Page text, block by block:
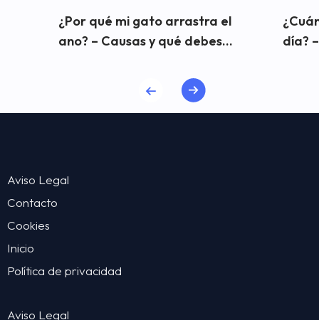
¿Por qué mi gato arrastra el
ano? – Causas y qué debes...
día?
Aviso Legal
Contacto
Cookies
Inicio
Política de privacidad
Aviso Legal